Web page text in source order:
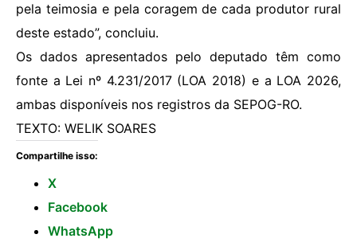
pela teimosia e pela coragem de cada produtor rural
deste estado”, concluiu.
Os dados apresentados pelo deputado têm como
fonte a Lei nº 4.231/2017 (LOA 2018) e a LOA 2026,
ambas disponíveis nos registros da SEPOG-RO.
TEXTO: WELIK SOARES
Compartilhe isso:
X
Facebook
WhatsApp